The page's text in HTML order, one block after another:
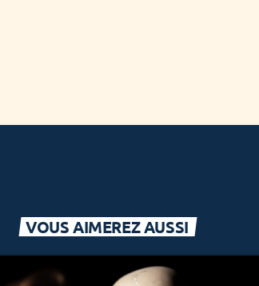
VOUS AIMEREZ AUSSI